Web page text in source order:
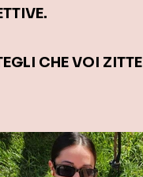
CHE VOI ZITTE